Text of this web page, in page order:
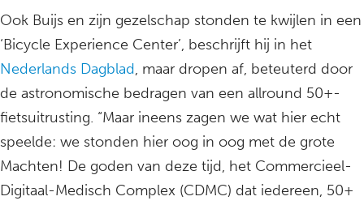
Ook Buijs en zijn gezelschap stonden te kwijlen in een
‘Bicycle Experience Center’, beschrijft hij in het
Nederlands Dagblad, maar dropen af, beteuterd door
de astronomische bedragen van een allround 50+-
fietsuitrusting. “Maar ineens zagen we wat hier echt
speelde: we stonden hier oog in oog met de grote
Machten! De goden van deze tijd, het Commercieel-
Digitaal-Medisch Complex (CDMC) dat iedereen, 50+